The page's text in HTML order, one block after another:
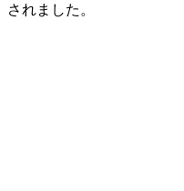
されました。